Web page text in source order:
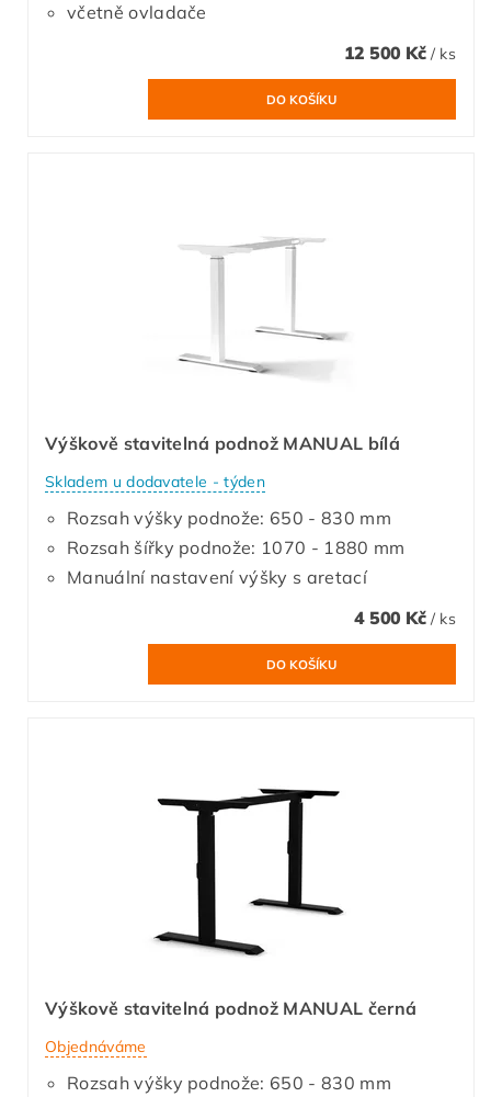
včetně ovladače
12 500 Kč / ks
Výškově stavitelná podnož MANUAL bílá
Skladem u dodavatele - týden
Rozsah výšky podnože: 650 - 830 mm
Rozsah šířky podnože: 1070 - 1880 mm
Manuální nastavení výšky s aretací
4 500 Kč / ks
Výškově stavitelná podnož MANUAL černá
Objednáváme
Rozsah výšky podnože: 650 - 830 mm